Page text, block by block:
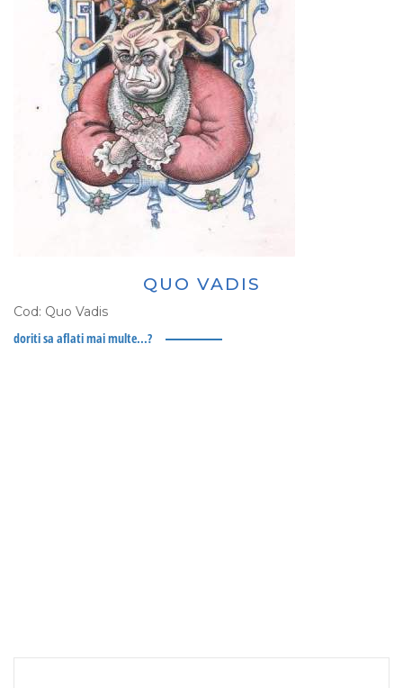
QUO VADIS
Cod: Quo Vadis
doriti sa aflati mai multe...?